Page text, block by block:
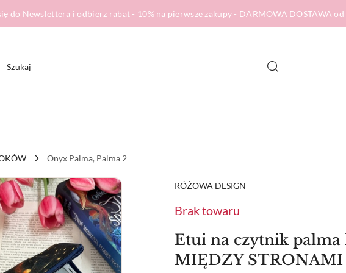
do Newslettera i odbierz rabat - 10% na pierwsze zakupy - DARMOWA DOSTAWA od
Onyx Palma, Palma 2
NAZWA
PRODUCENTA:
RÓŻOWA DESIGN
Brak towaru
Etui na czytnik
MIĘDZY STRONAMI